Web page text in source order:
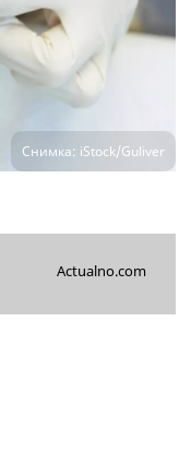
Снимка: iStock/Guliver
Actualno.com